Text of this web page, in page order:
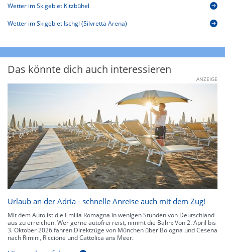
Wetter im Skigebiet Kitzbühel
Wetter im Skigebiet Ischgl (Silvretta Arena)
Das könnte dich auch interessieren
ANZEIGE
Urlaub an der Adria - schnelle Anreise auch mit dem Zug!
Mit dem Auto ist die Emilia Romagna in wenigen Stunden von Deutschland
aus zu erreichen. Wer gerne autofrei reist, nimmt die Bahn: Von 2. April bis
3. Oktober 2026 fahren Direktzüge von München über Bologna und Cesena
nach Rimini, Riccione und Cattolica ans Meer.